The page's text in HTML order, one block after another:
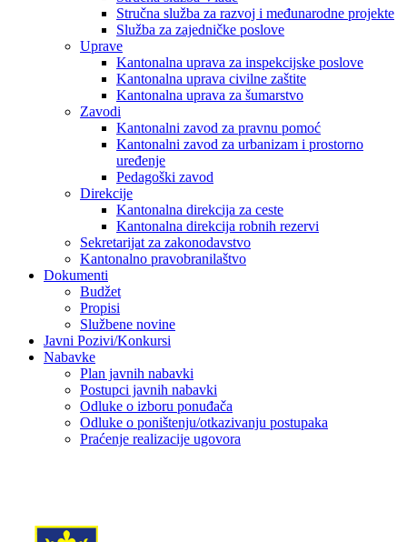
Stručna služba za razvoj i međunarodne projekte
Služba za zajedničke poslove
Uprave
Kantonalna uprava za inspekcijske poslove
Kantonalna uprava civilne zaštite
Kantonalna uprava za šumarstvo
Zavodi
Kantonalni zavod za pravnu pomoć
Kantonalni zavod za urbanizam i prostorno
uređenje
Pedagoški zavod
Direkcije
Kantonalna direkcija za ceste
Kantonalna direkcija robnih rezervi
Sekretarijat za zakonodavstvo
Kantonalno pravobranilaštvo
Dokumenti
Budžet
Propisi
Službene novine
Javni Pozivi/Konkursi
Nabavke
Plan javnih nabavki
Postupci javnih nabavki
Odluke o izboru ponuđača
Odluke o poništenju/otkazivanju postupaka
Praćenje realizacije ugovora